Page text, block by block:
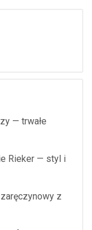
— trwałe
Rieker — styl i
z